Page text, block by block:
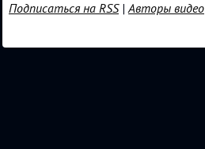
Подписаться на RSS|Авторы видео